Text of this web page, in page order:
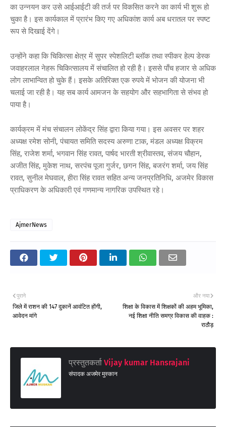
का उन्नयन कर उसे आईआईटी की तर्ज पर विकसित करने का कार्य भी शुरू हो
चुका है। इस कार्यकाल में प्रारंभ किए गए अधिकांश कार्य अब धरातल पर स्पष्ट
रूप से दिखाई देंगे।
उन्होंने कहा कि चिकित्सा क्षेत्र में सुपर स्पेशलिटी ब्लॉक तथा स्पीकर हेल्प डेस्क
जवाहरलाल नेहरू चिकित्सालय में संचालित हो रही है। इससे पाँच हजार से अधिक
लोग लाभान्वित हो चुके हैं। इसके अतिरिक्त एक रुपये में भोजन की योजना भी
चलाई जा रही है। यह सब कार्य आमजन के सहयोग और सहभागिता से संभव हो
पाया है।
कार्यक्रम में मंच संचालन लोकेंद्र सिंह द्वारा किया गया। इस अवसर पर शहर
अध्यक्ष रमेश सोनी, पंचायत समिति सदस्य अरुणा टाक, मंडल अध्यक्ष विक्रम
सिंह, राजेश शर्मा, भगवान सिंह रावत, पार्षद भारती श्रीवास्तव, संजय चौहान,
अजीत सिंह, मुकेश नाथ, सरपंच पूजा गुर्जर, छगन सिंह, बजरंग शर्मा, जय सिंह
रावत, सुनील मेघवाल, हीरा सिंह रावत सहित अन्य जनप्रतिनिधि, अजमेर विकास
प्राधिकरण के अधिकारी एवं गणमान्य नागरिक उपस्थित रहे।
AjmerNews
और नया
शिक्षा के विकास में शिक्षकों की अहम भूमिका,
नई शिक्षा नीति समग्र विकास की वाहक :
राठौड़
पुराने
जिले में राशन की 147 दुकानें आवंटित होंगी,
आवेदन मांगे
प्रस्तुतकर्ता Vijay kumar Hansrajani
संपादक अजमेर मुस्कान